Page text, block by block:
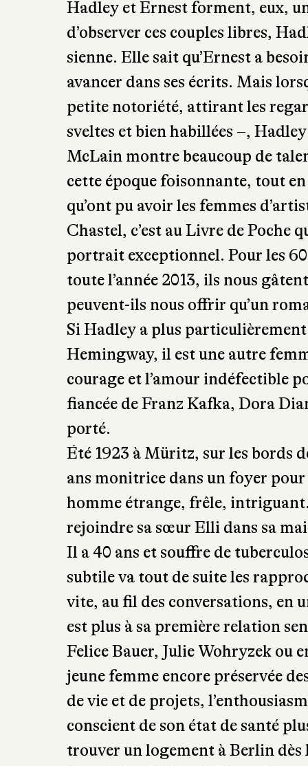
avancer dans ses écrits. Mais
petite notoriété, attirant les
sveltes et bien habillées –,
McLain montre beaucoup de
cette époque foisonnante, tout
qu’ont pu avoir les femmes
Chastel, c’est au Livre de Poche
portrait exceptionnel. Pour les
toute l’année 2013, ils nous
peuvent-ils nous offrir qu’un
Si Hadley a plus
Hemingway, il est une autre
courage et l’amour indéfectible
fiancée de Franz Kafka, Dora
porté.
Été 1923 à Müritz, sur les bords
ans monitrice dans un foyer
homme étrange, frêle,
rejoindre sa sœur Elli dans sa
Il a 40 ans et souffre de
subtile va tout de suite les
vite, au fil des conversations, en
est plus à sa première relation
Felice Bauer, Julie Wohryzek ou
jeune femme encore préservée
de vie et de projets,
conscient de son état de santé
trouver un logement à Berlin dès
fragilité de Kafka l’oblige à
auprès de sa famille qui voit
Ils l’aident néanmoins à trouver